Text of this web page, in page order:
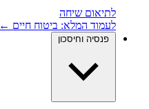
לתיאום שיחה
לעמוד המלא: ביטוח חיים ←
פנסיה וחיסכון